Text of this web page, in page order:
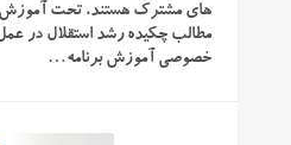
هاى مشترک هستند، تحت
مطالب چكیده رشد استقلال در
خصوصى آموزش برنامه…